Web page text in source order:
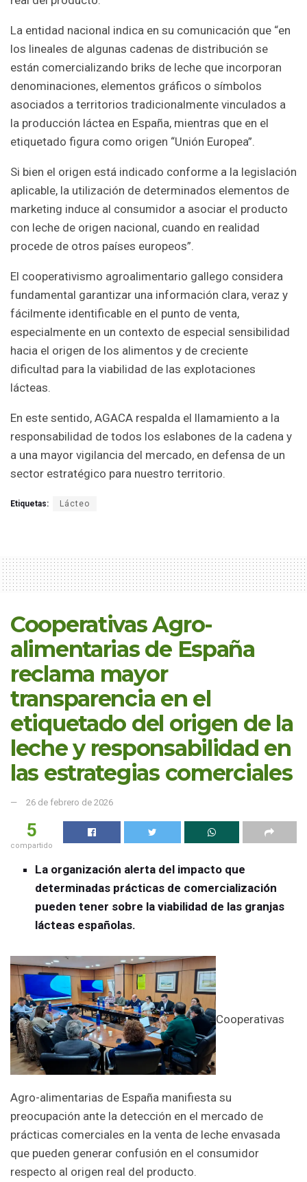
La entidad nacional indica en su comunicación que “en
los lineales de algunas cadenas de distribución se
están comercializando briks de leche que incorporan
denominaciones, elementos gráficos o símbolos
asociados a territorios tradicionalmente vinculados a
la producción láctea en España, mientras que en el
etiquetado figura como origen “Unión Europea”.
Si bien el origen está indicado conforme a la legislación
aplicable, la utilización de determinados elementos de
marketing induce al consumidor a asociar el producto
con leche de origen nacional, cuando en realidad
procede de otros países europeos”.
El cooperativismo agroalimentario gallego considera
fundamental garantizar una información clara, veraz y
fácilmente identificable en el punto de venta,
especialmente en un contexto de especial sensibilidad
hacia el origen de los alimentos y de creciente
dificultad para la viabilidad de las explotaciones
lácteas.
En este sentido, AGACA respalda el llamamiento a la
responsabilidad de todos los eslabones de la cadena y
a una mayor vigilancia del mercado, en defensa de un
sector estratégico para nuestro territorio.
Etiquetas: Lácteo
Cooperativas Agro-
alimentarias de España
reclama mayor
transparencia en el
etiquetado del origen de la
leche y responsabilidad en
las estrategias comerciales
26 de febrero de 2026
5
compartido
La organización alerta del impacto que
determinadas prácticas de comercialización
pueden tener sobre la viabilidad de las granjas
lácteas españolas.
Cooperativas
Agro-alimentarias de España manifiesta su
preocupación ante la detección en el mercado de
prácticas comerciales en la venta de leche envasada
que pueden generar confusión en el consumidor
respecto al origen real del producto.